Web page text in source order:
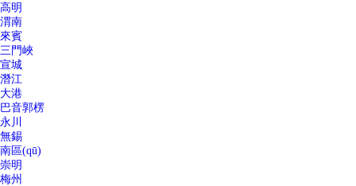
高明
渭南
來賓
三門峽
宣城
潛江
大港
巴音郭楞
永川
無錫
南區(qū)
崇明
梅州